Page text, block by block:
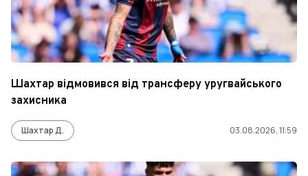
Шахтар відмовився від трансферу уругвайського
захисника
Шахтар Д. 03.08.2026, 11:59